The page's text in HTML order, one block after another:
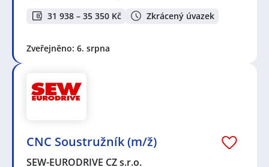
31 938 – 35 350 Kč Zkrácený úvazek
Zveřejněno: 6. srpna
CNC Soustružník (m/ž)
SEW-EURODRIVE CZ s.r.o.